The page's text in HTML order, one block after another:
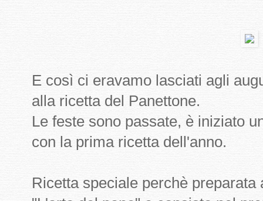
E così ci eravamo lasciati agli
alla ricetta del Panettone.
Le feste sono passate, è iniziato
con la prima ricetta dell'anno.
Ricetta speciale perchè